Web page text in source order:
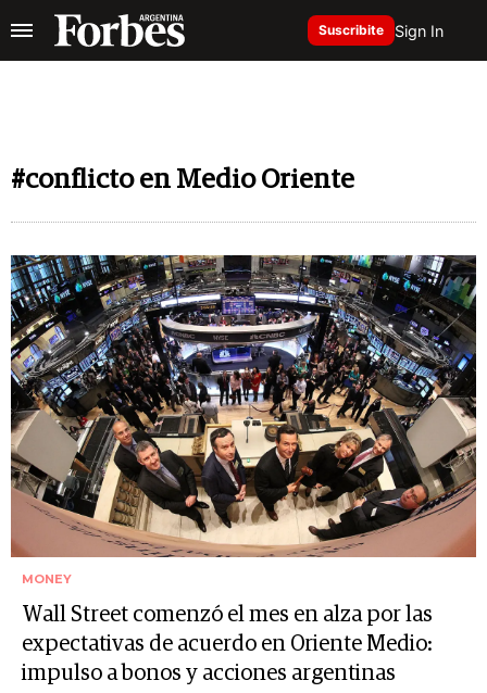
Suscribite Sign In
#conflicto en Medio Oriente
MONEY
Wall Street comenzó el mes en alza por las
expectativas de acuerdo en Oriente Medio:
impulso a bonos y acciones argentinas